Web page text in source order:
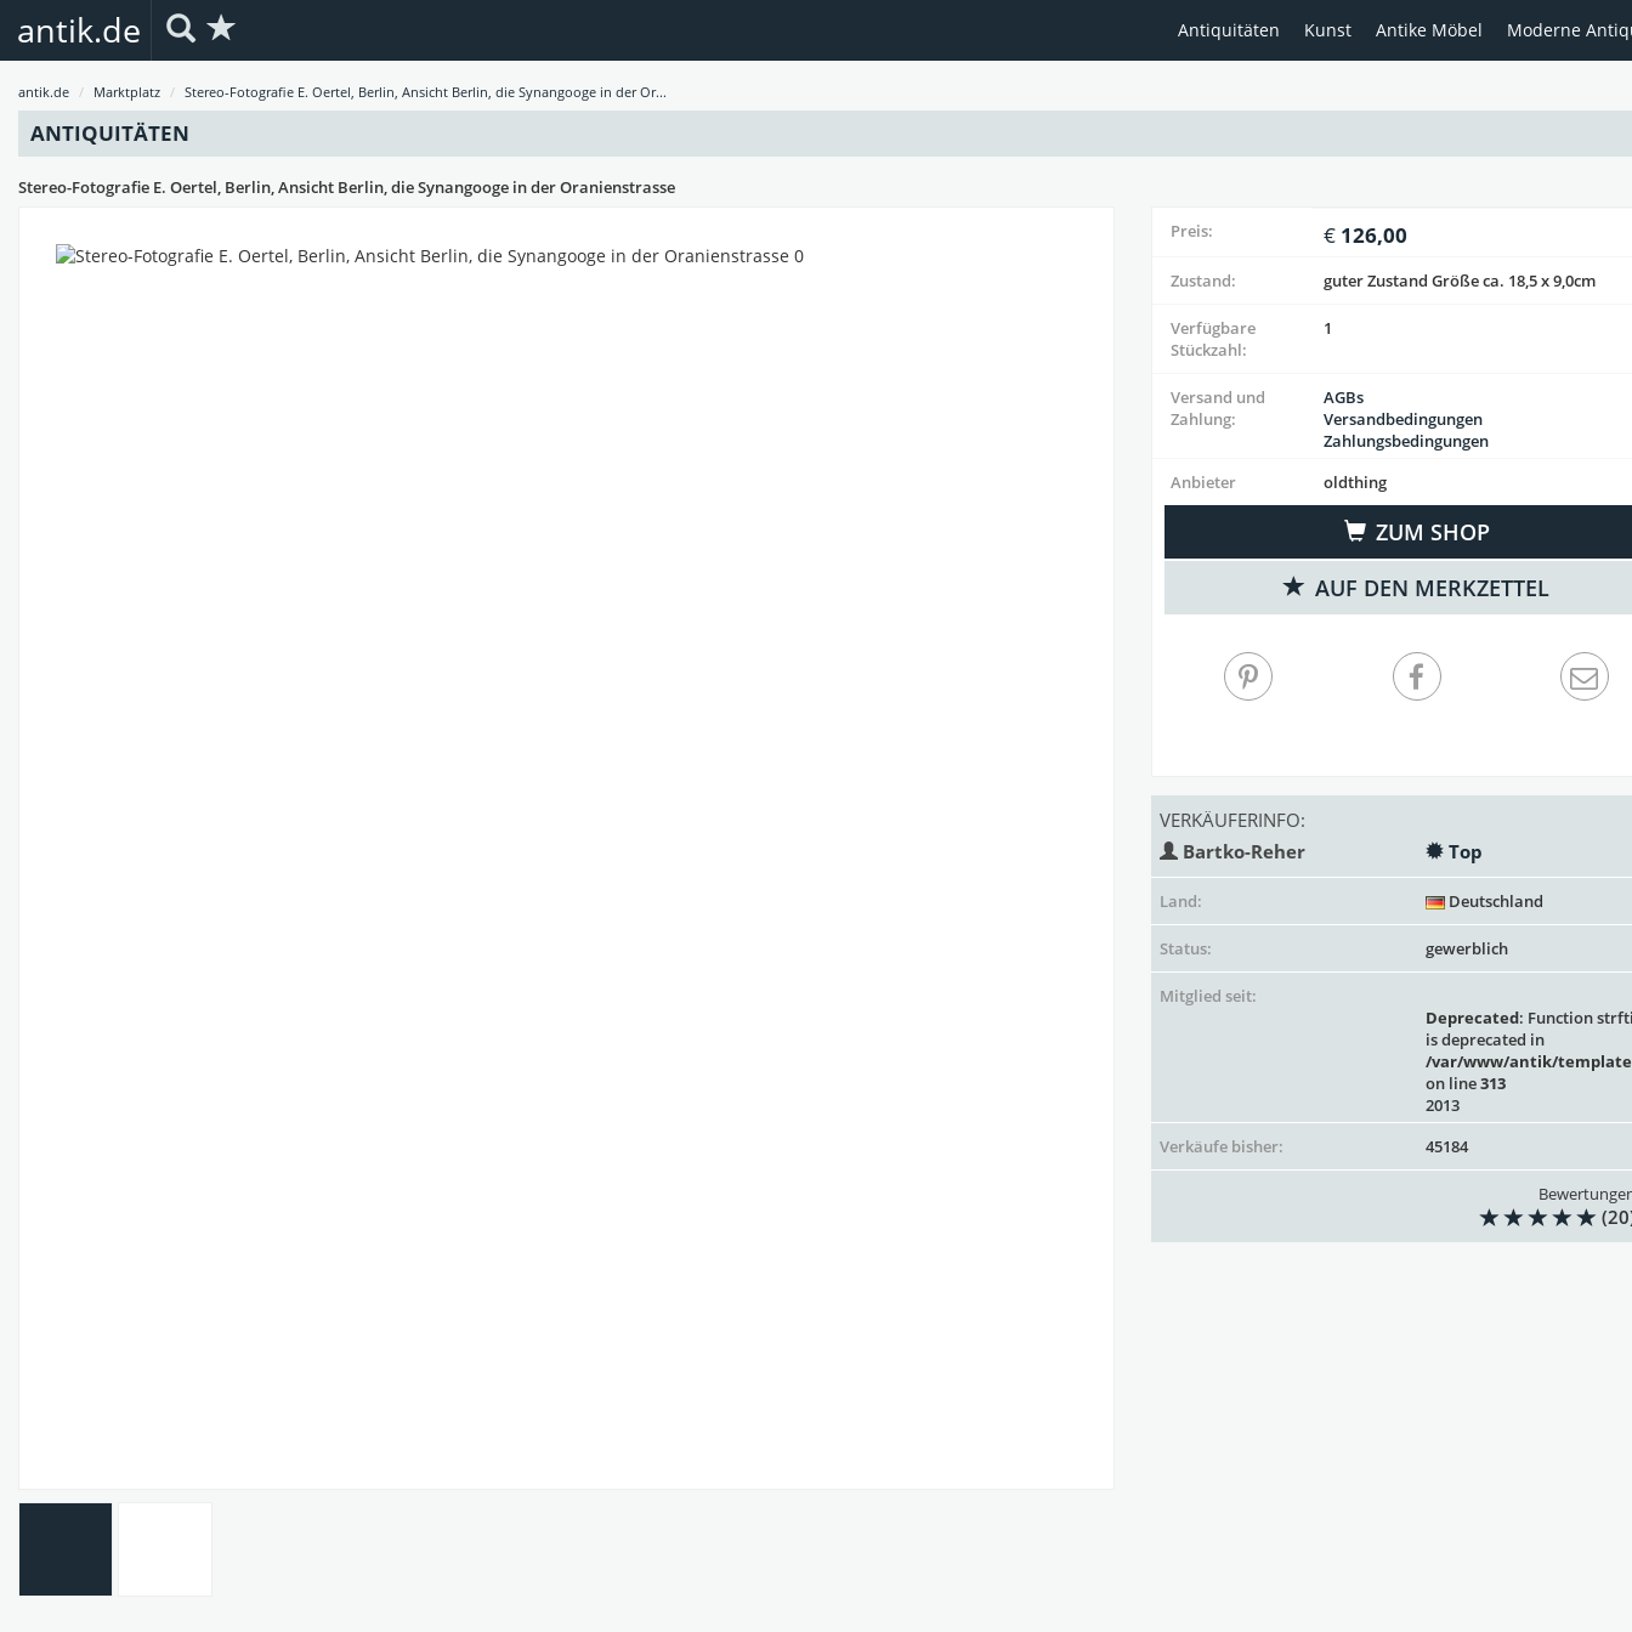
antik.de Antiquitäten Kunst Antike Möbel Moderne
antik.de Marktplatz Stereo-Fotografie E. Oertel, Berlin, Ansicht Berlin, die Synangooge in der Or...
ANTIQUITÄTEN
Stereo-Fotografie E. Oertel, Berlin, Ansicht Berlin, die Synangooge in der Oranienstrasse
Preis:
126,00
Zustand: guter Zustand Größe ca. 18,5 x 9,0cm
Verfügbare
Stückzahl:
1
Versand und
Zahlung:
AGBs
Versandbedingungen
Zahlungsbedingungen
Anbieter
oldthing
ZUM SHOP
AUF DEN MERKZETTEL
VERKÄUFERINFO:
Bartko-Reher
Top
Land: Deutschland
Status: gewerblich
Mitglied seit:
Deprecated: Function
is deprecated in
/var/www/antik/
on line313
2013
Verkäufe bisher:
45184